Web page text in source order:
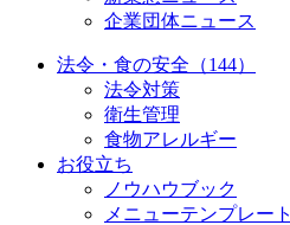
企業団体ニュース
法令・食の安全（144）
法令対策
衛生管理
食物アレルギー
お役立ち
ノウハウブック
メニューテンプレート